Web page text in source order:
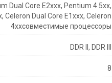
Dual Core E2xxx, Pentium 4 5xx,
Celeron Dual Core E1xxx, Celeron
4xxсовместимые процессоры
DDR II, DDR III
8